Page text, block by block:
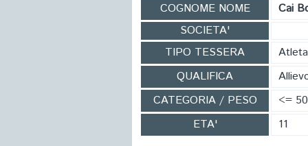
COGNOME NOME
Cai
SOCIETA'
TIPO TESSERA
QUALIFICA
CATEGORIA / PESO
<=
ETA'
11